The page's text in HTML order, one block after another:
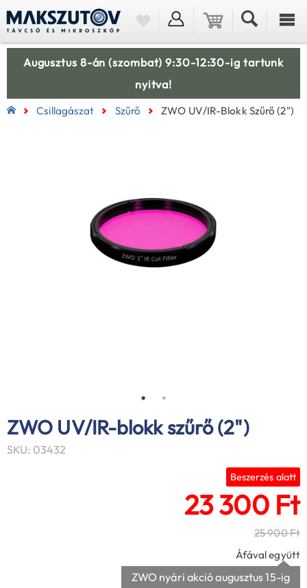
Augusztus 8-án (szombat) 9:30-12:30-ig tartunk
nyitva!
Csillagászat Szűrő ZWO UV/IR-Blokk Szűrő (2")
ZWO UV/IR-blokk szűrő (2")
SKU: 03432
Beszerzés alatt
23 300 Ft
25 900 Ft
Áfával együtt
ZWO nyári akció augusztus 15-ig